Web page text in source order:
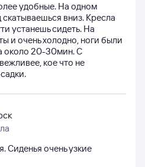
удобные. На одном
вниз. Кресла
устанешь сидеть. На
и очень холодно, ноги были
около 20-30мин. С
кое что не
Сиденья очень узкие